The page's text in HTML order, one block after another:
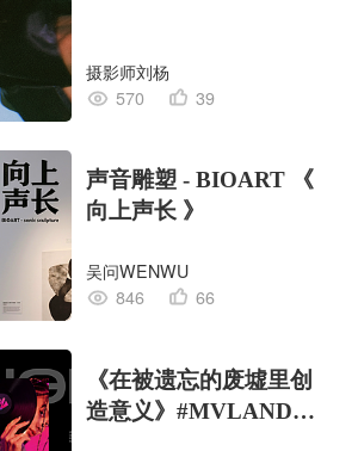
摄影师刘杨
570
39
声音雕塑 - BIOART 《
向上声长 》
吴问WENWU
846
66
《在被遗忘的废墟里创
造意义》#MVLAND嘻